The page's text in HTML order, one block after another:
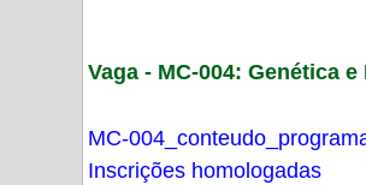
Vaga - MC-004: Genética
MC-
Inscrições homologadas